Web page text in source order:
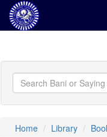
Home Library